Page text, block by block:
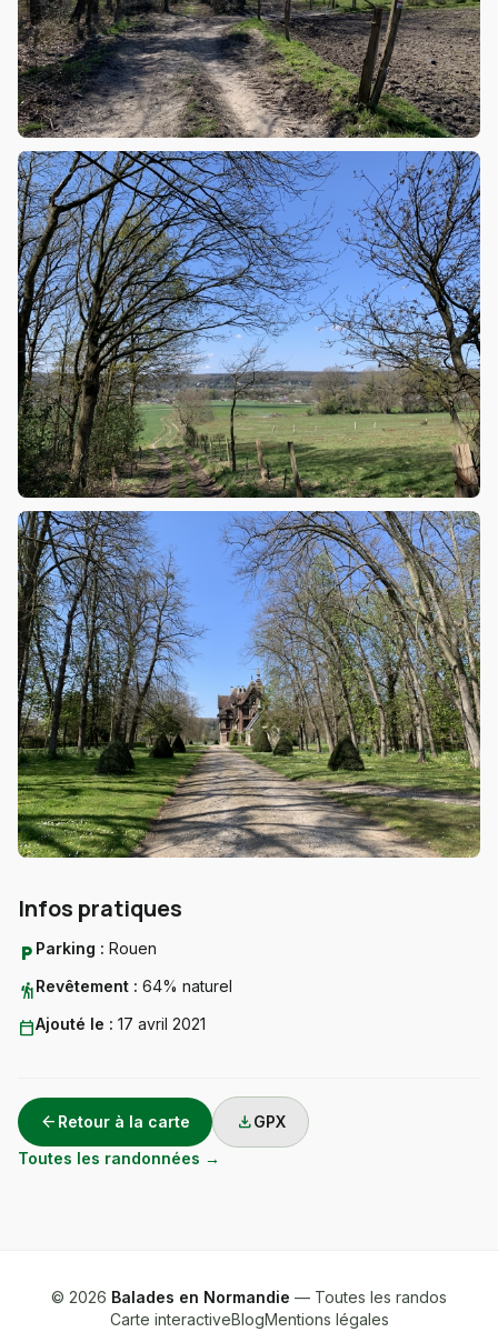
Infos pratiques
local_parking Parking : Rouen
hikingRevêtement : 64% naturel
calendar_todayAjouté le : 17 avril 2021
arrow_back Retour à la carte downloadGPX
Toutes les randonnées →
© 2026 Balades en Normandie — Toutes les randos
Carte interactiveBlogMentions légales